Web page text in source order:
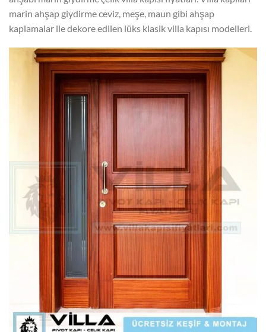
marin ahşap giydirme ceviz, meşe, maun gibi ahşap
kaplamalar ile dekore edilen lüks klasik villa kapısı modelleri.